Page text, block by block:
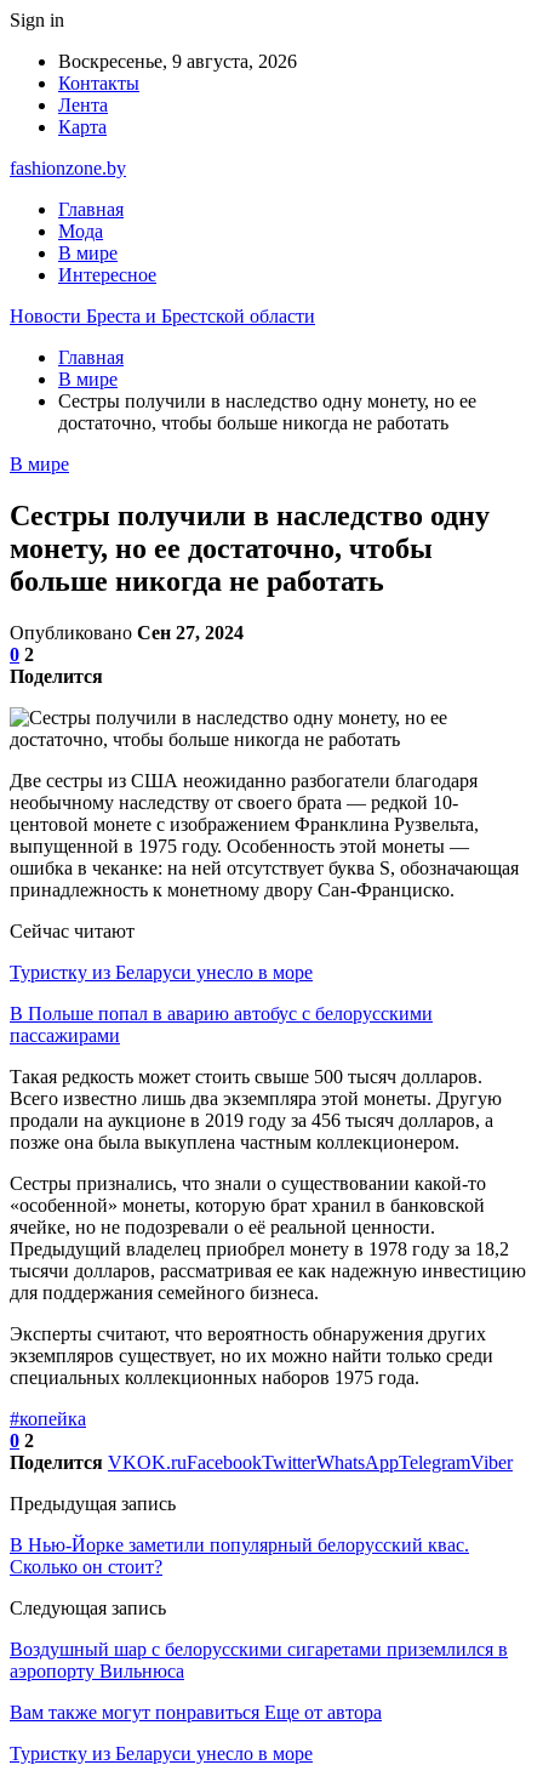
Sign in
Воскресенье, 9 августа, 2026
Контакты
Лента
Карта
fashionzone.by
Главная
Мода
В мире
Интересное
Новости Бреста и Брестской области
Главная
В мире
Сестры получили в наследство одну монету, но ее
достаточно, чтобы больше никогда не работать
В мире
Сестры получили в наследство одну
монету, но ее достаточно, чтобы
больше никогда не работать
Опубликовано Сен 27, 2024
0 2
Поделится
Две сестры из США неожиданно разбогатели благодаря
необычному наследству от своего брата — редкой 10-
центовой монете с изображением Франклина Рузвельта,
выпущенной в 1975 году. Особенность этой монеты —
ошибка в чеканке: на ней отсутствует буква S, обозначающая
принадлежность к монетному двору Сан-Франциско.
Сейчас читают
Туристку из Беларуси унесло в море
В Польше попал в аварию автобус с белорусскими
пассажирами
Такая редкость может стоить свыше 500 тысяч долларов.
Всего известно лишь два экземпляра этой монеты. Другую
продали на аукционе в 2019 году за 456 тысяч долларов, а
позже она была выкуплена частным коллекционером.
Сестры признались, что знали о существовании какой-то
«особенной» монеты, которую брат хранил в банковской
ячейке, но не подозревали о её реальной ценности.
Предыдущий владелец приобрел монету в 1978 году за 18,2
тысячи долларов, рассматривая ее как надежную инвестицию
для поддержания семейного бизнеса.
Эксперты считают, что вероятность обнаружения других
экземпляров существует, но их можно найти только среди
специальных коллекционных наборов 1975 года.
#копейка
0 2
Поделится VKOK.ruFacebookTwitterWhatsAppTelegramViber
Предыдущая запись
В Нью-Йорке заметили популярный белорусский квас.
Сколько он стоит?
Следующая запись
Воздушный шар с белорусскими сигаретами приземлился в
аэропорту Вильнюса
Вам также могут понравиться Еще от автора
Туристку из Беларуси унесло в море